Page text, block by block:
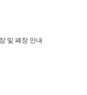
및 폐장 안내